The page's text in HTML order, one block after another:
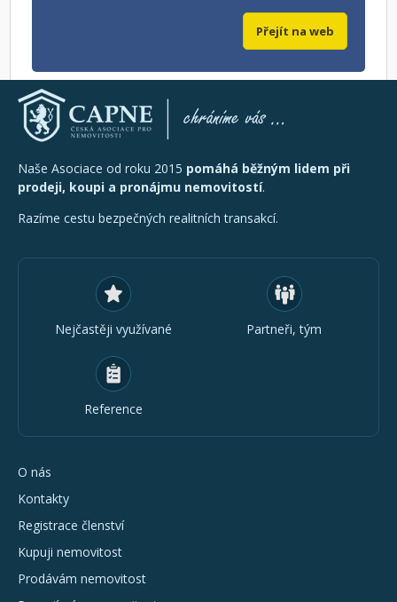
Přejít na web
Naše Asociace od roku 2015 pomáhá běžným lidem při
prodeji, koupi a pronájmu nemovitostí.
Razíme cestu bezpečných realitních transakcí.
Nejčastěji využívané Partneři, tým
Reference
O nás
Kontakty
Registrace členství
Kupuji nemovitost
Prodávám nemovitost